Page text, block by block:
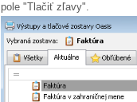
pole "Tlačiť zľavy".